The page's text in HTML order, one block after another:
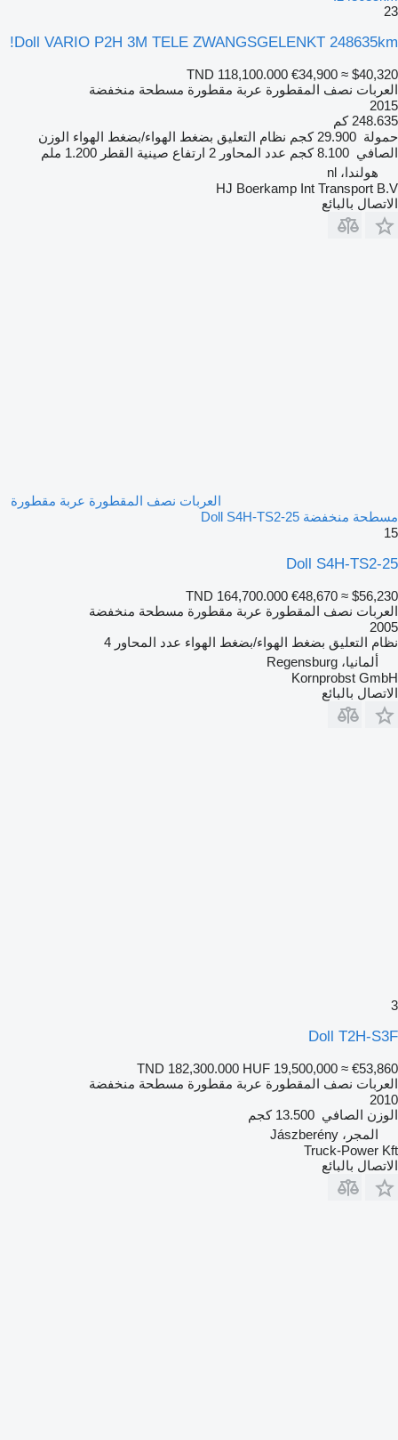
23
Doll VARIO P2H 3M TELE ZWANGSGELENKT 248635km!
TND 118,100.000 €34,900 ≈ $40,320
العربات نصف المقطورة عربة مقطورة مسطحة منخفضة
2015
248.635 كم
حمولة 29.900 كجم نظام التعليق بضغط الهواء/بضغط الهواء الوزن
الصافي 8.100 كجم عدد المحاور 2 ارتفاع صينية القطر 1.200 ملم
هولندا، nl
HJ Boerkamp Int Transport B.V
الاتصال بالبائع
العربات نصف المقطورة عربة مقطورة
مسطحة منخفضة Doll S4H-TS2-25
15
Doll S4H-TS2-25
TND 164,700.000 €48,670 ≈ $56,230
العربات نصف المقطورة عربة مقطورة مسطحة منخفضة
2005
نظام التعليق بضغط الهواء/بضغط الهواء عدد المحاور 4
ألمانيا، Regensburg
Kornprobst GmbH
الاتصال بالبائع
3
Doll T2H-S3F
TND 182,300.000 HUF 19,500,000 ≈ €53,860
العربات نصف المقطورة عربة مقطورة مسطحة منخفضة
2010
الوزن الصافي 13.500 كجم
المجر، Jászberény
Truck-Power Kft
الاتصال بالبائع